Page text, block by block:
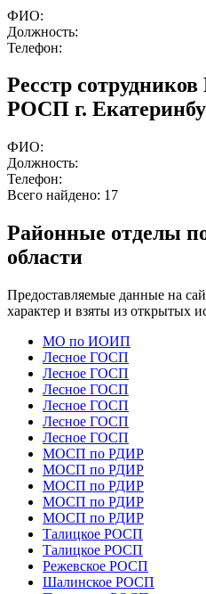
ФИО:
Должность:
Телефон:
Ресстр
РОСП г.
ФИО:
Должность:
Телефон:
Всего найдено: 17
Районные отделы
области
Предоставляемые данные на
характер и взяты из открытых
МО по ИОИП
Лесное ГОСП
Лесное ГОСП
Лесное ГОСП
Лесное ГОСП
Лесное ГОСП
Лесное ГОСП
МОСП по РДИР
МОСП по РДИР
МОСП по РДИР
МОСП по РДИР
МОСП по РДИР
Талицкое РОСП
Талицкое РОСП
Режевское РОСП
Шалинское РОСП